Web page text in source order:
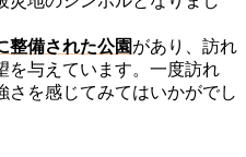
整備された公園があり、訪れ
を与えています。一度訪れ
さを感じてみてはいかがでし